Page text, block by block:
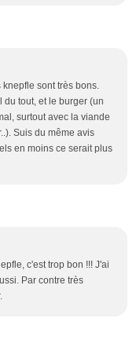
knepfle sont très bons.
du tout, et le burger (un
surtout avec la viande
Suis du même avis
en moins ce serait plus
c'est trop bon !!! J'ai
Par contre très